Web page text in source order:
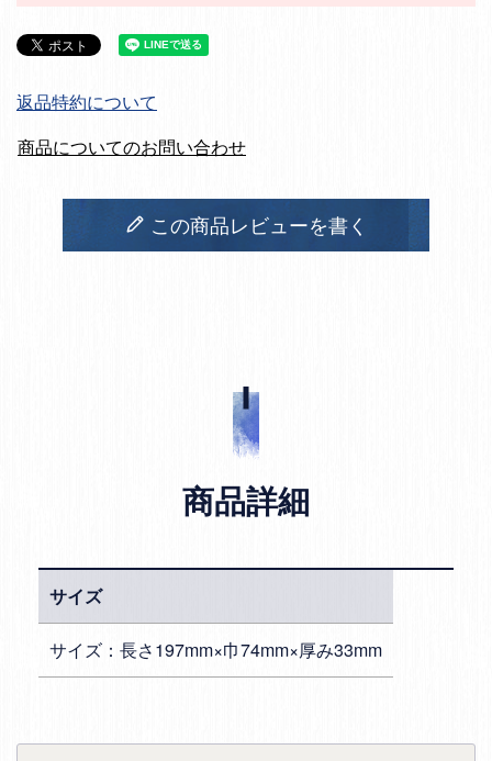
返品特約について
商品についてのお問い合わせ
この商品レビューを書く
商品詳細
サイズ
サイズ：長さ197mm×巾74mm×厚み33mm